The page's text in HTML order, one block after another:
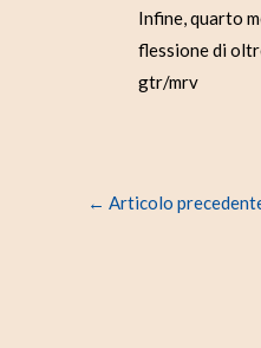
Infine, quarto
flessione di
gtr/mrv
← Articolo